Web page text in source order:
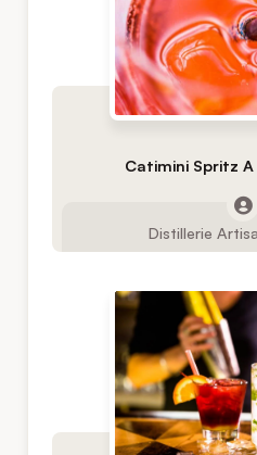
Catimini Spritz
Distillerie